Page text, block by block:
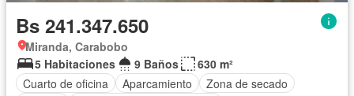
Bs 241.347.650
Miranda, Carabobo
5 Habitaciones
9 Baños
630 m²
Cuarto de oficina
Aparcamiento
Zona de secado